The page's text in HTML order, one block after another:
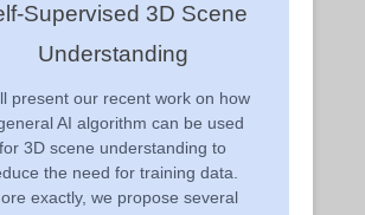
Supervised 3D Scene
Understanding
present our recent work on how
AI algorithm can be used
for 3D scene understanding to
the need for training data.
exactly, we propose several